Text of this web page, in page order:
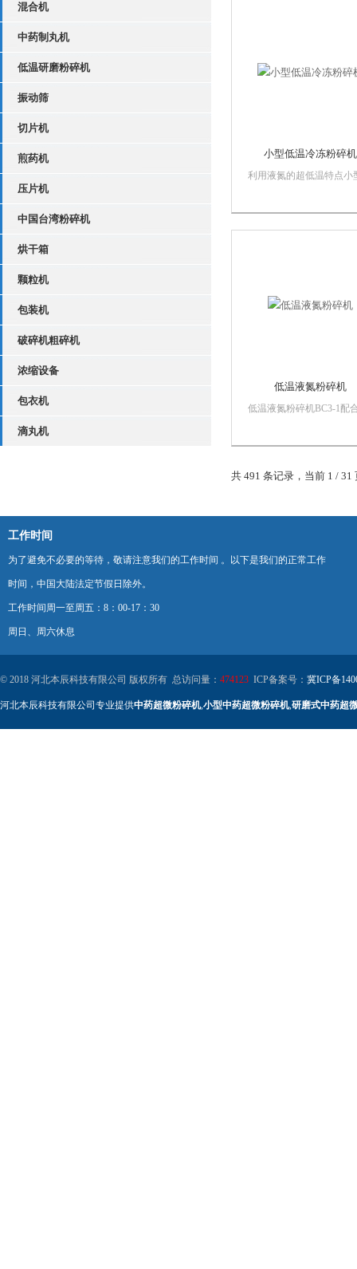
混合机
中药制丸机
低温研磨粉碎机
振动筛
切片机
煎药机
压片机
中国台湾粉碎机
烘干箱
颗粒机
包装机
破碎机粗碎机
浓缩设备
包衣机
滴丸机
小型低温冷冻粉碎机
利用液氮的超低温特点小
低温液氮粉碎机
低温液氮粉碎机BC3-1配
粉碎刀片高速旋转撞击并
共 491 条记录，当前 1 /
工作时间
为了避免不必要的等待，敬请注意我们的工作时间 。以下是我们的正常工作
时间，中国大陆法定节假日除外。
工作时间周一至周五：8：00-17：30
周日、周六休息
© 2018 河北本辰科技有限公司 版权所有 总访问量： 474123 ICP备案号： 冀ICP备
河北本辰科技有限公司专业提供中药超微粉碎机,小型中药超微粉碎机,研磨式中药超